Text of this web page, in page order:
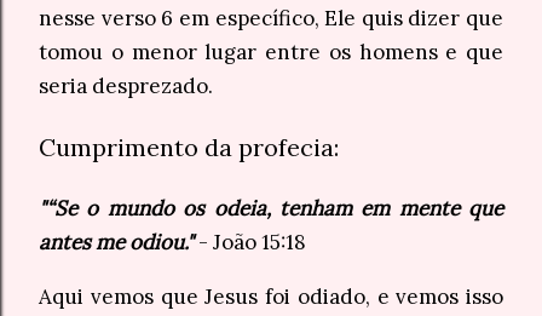
nesse verso 6 em específico, Ele quis dizer que
tomou o menor lugar entre os homens e que
seria desprezado.
Cumprimento da profecia:
"“Se o mundo os odeia, tenham em mente que
antes me odiou."- João 15:18
Aqui vemos que Jesus foi odiado, e vemos isso